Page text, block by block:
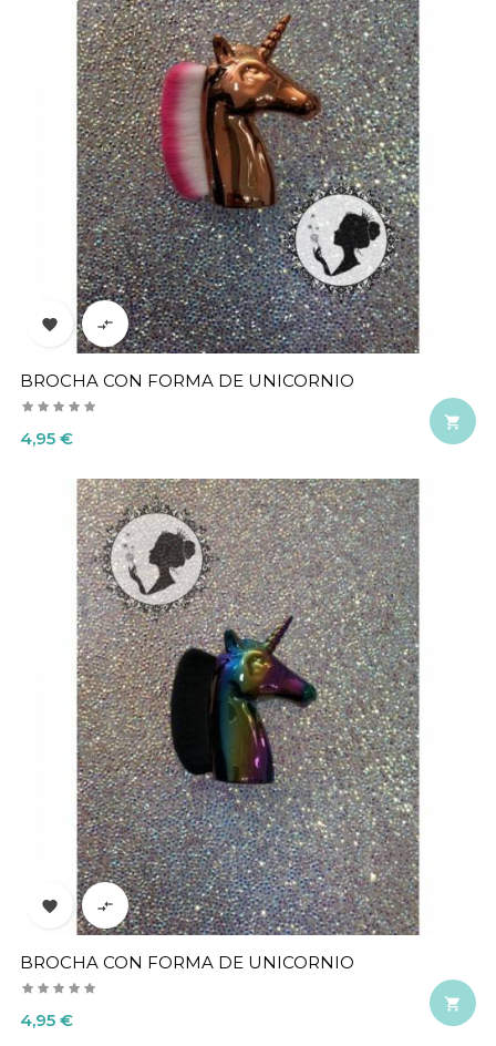
 
BROCHA CON FORMA DE UNICORNIO
Precio
4,95 €

 
BROCHA CON FORMA DE UNICORNIO
Precio
4,95 €
